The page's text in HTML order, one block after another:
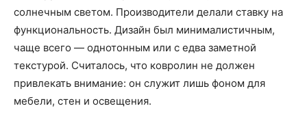
солнечным светом. Производители делали ставку на
функциональность. Дизайн был минималистичным,
чаще всего — однотонным или с едва заметной
текстурой. Считалось, что ковролин не должен
привлекать внимание: он служит лишь фоном для
мебели, стен и освещения.